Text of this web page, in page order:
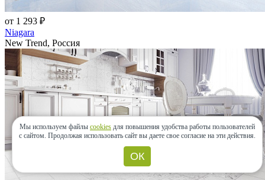
от 1 293 ₽
Niagara
New Trend, Россия
Мы используем файлы cookies для повышения удобства работы пользователей
с сайтом. Продолжая использовать сайт вы даете свое согласие на эти действия.
ОК